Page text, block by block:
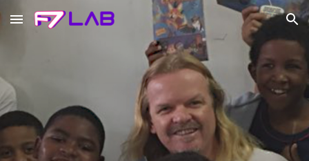
Skip to main content Skip to navigation